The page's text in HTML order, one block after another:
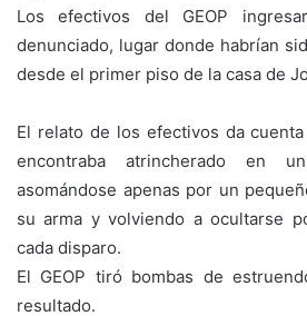
Los efectivos del GEOP
denunciado, lugar donde habrían
desde el primer piso de la casa de
El relato de los efectivos da
encontraba atrincherado en
asomándose apenas por un
su arma y volviendo a ocultarse
cada disparo.
El GEOP tiró bombas de
resultado.⠀